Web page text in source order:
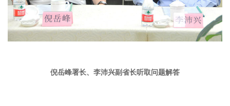
倪岳峰署长、李沛兴副省长听取问题解答